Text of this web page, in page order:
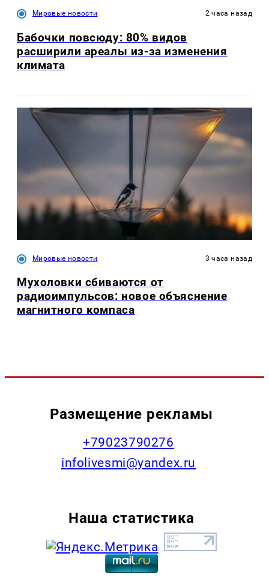
Мировые новости 2 часа назад
Бабочки повсюду: 80% видов
расширили ареалы из-за изменения
климата
Мировые новости 3 часа назад
Мухоловки сбиваются от
радиоимпульсов: новое объяснение
магнитного компаса
Размещение рекламы
+79023790276
infolivesmi@yandex.ru
Наша статистика